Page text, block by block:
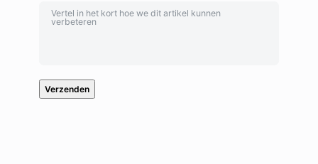
Verzenden